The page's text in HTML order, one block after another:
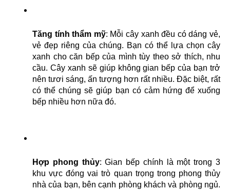
Tăng tính thẩm mỹ: Mỗi cây xanh đều có dáng vẻ,
vẻ đẹp riêng của chúng. Bạn có thể lựa chọn cây
xanh cho căn bếp của mình tùy theo sở thích, nhu
cầu. Cây xanh sẽ giúp không gian bếp của bạn trở
nên tươi sáng, ấn tượng hơn rất nhiều. Đặc biệt, rất
có thể chúng sẽ giúp bạn có cảm hứng để xuống
bếp nhiều hơn nữa đó.
Hợp phong thủy: Gian bếp chính là một trong 3
khu vực đóng vai trò quan trọng trong phong thủy
nhà của bạn, bên cạnh phòng khách và phòng ngủ.